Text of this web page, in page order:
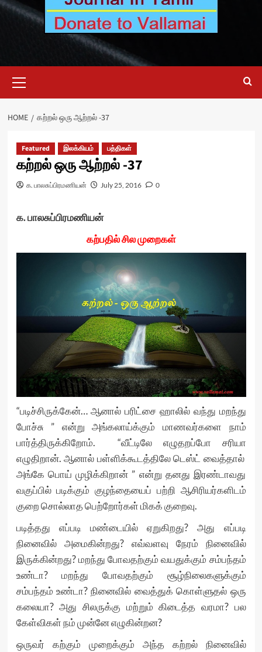
Menu
HOME கற்றல் ஒரு ஆற்றல் -37
Featured இலக்கியம் பத்திகள்
கற்றல் ஒரு ஆற்றல் -37
க. பாலசுப்பிரமணியன் July 25, 2016 0
க. பாலசுப்பிரமணியன்
கற்பதில் சில முறைகள்
“படிச்சிருக்கேன்… ஆனால் பரிட்சை ஹாலில் வந்து மறந்து
போச்சு ” என்று அங்கலாய்க்கும் மாணவர்களை நாம்
பார்த்திருக்கிறோம். “வீட்டிலே எழுதறப்போ சரியா
எழுதிறான். ஆனால் பள்ளிக்கூடத்திலே டெஸ்ட் வைத்தால்
அங்கே பொய் முழிக்கிறான் ” என்று தனது இரண்டாவது
வகுப்பில் படிக்கும் குழந்தையைப் பற்றி ஆசிரியர்களிடம்
குறை சொல்லாத பெற்றோர்கள் மிகக் குறைவு.
படித்தது எப்படி மண்டையில் ஏறுகிறது? அது எப்படி
நினைவில் அமைகின்றது? எவ்வளவு நேரம் நினைவில்
இருக்கின்றது? மறந்து போவதற்கும் வயதுக்கும் சம்பந்தம்
உண்டா? மறந்து போவதற்கும் சூழ்நிலைகளுக்கும்
சம்பந்தம் உண்டா? நினைவில் வைத்துக் கொள்ளுதல் ஒரு
கலையா? அது சிலருக்கு மற்றும் கிடைத்த வரமா? பல
கேள்விகள் நம் முன்னே எழுகின்றன?
ஒருவர் கற்கும் முறைக்கும் அந்த கற்றல் நினைவில்